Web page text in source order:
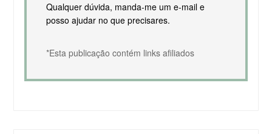
Qualquer dúvida, manda-me um e-mail e
posso ajudar no que precisares.
*Esta publicação contém links afiliados